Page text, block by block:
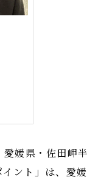
媛県・佐田岬半
ント」は、愛媛